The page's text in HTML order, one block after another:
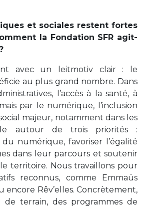
et sociales restent fortes
la Fondation SFR agit-
avec un leitmotiv clair : le
au plus grand nombre. Dans
l’accès à la santé, à
par le numérique, l’inclusion
majeur, notamment dans les
autour de trois priorités :
numérique, favoriser l’égalité
dans leur parcours et soutenir
territoire. Nous travaillons pour
reconnus, comme Emmaüs
Rêv’elles. Concrètement,
terrain, des programmes de